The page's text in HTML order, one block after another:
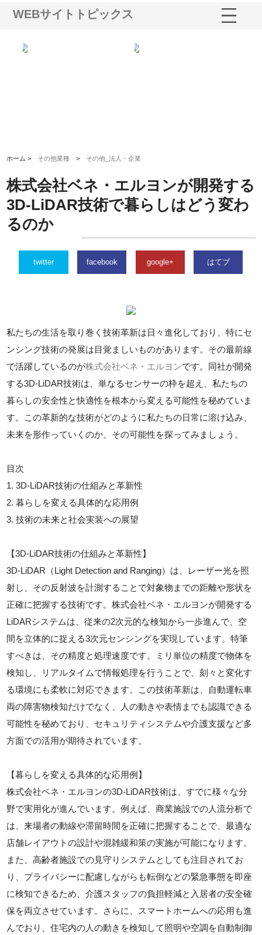
WEBサイトトピックス
ホーム > その他業種 > その他_法人・企業
株式会社ベネ・エルヨンが開発する
3D-LiDAR技術で暮らしはどう変わ
るのか
twitter facebook google+ はてブ
私たちの生活を取り巻く技術革新は日々進化しており、特にセ
ンシング技術の発展は目覚ましいものがあります。その最前線
で活躍しているのが株式会社ベネ・エルヨンです。同社が開発
する3D-LiDAR技術は、単なるセンサーの枠を超え、私たちの
暮らしの安全性と快適性を根本から変える可能性を秘めていま
す。この革新的な技術がどのように私たちの日常に溶け込み、
未来を形作っていくのか、その可能性を探ってみましょう。
目次
1. 3D-LiDAR技術の仕組みと革新性
2. 暮らしを変える具体的な応用例
3. 技術の未来と社会実装への展望
【3D-LiDAR技術の仕組みと革新性】
3D-LiDAR（Light Detection and Ranging）は、レーザー光を照
射し、その反射波を計測することで対象物までの距離や形状を
正確に把握する技術です。株式会社ベネ・エルヨンが開発する
LiDARシステムは、従来の2次元的な検知から一歩進んで、空
間を立体的に捉える3次元センシングを実現しています。特筆
すべきは、その精度と処理速度です。ミリ単位の精度で物体を
検知し、リアルタイムで情報処理を行うことで、刻々と変化す
る環境にも柔軟に対応できます。この技術革新は、自動運転車
両の障害物検知だけでなく、人の動きや表情までも認識できる
可能性を秘めており、セキュリティシステムや介護支援など多
方面での活用が期待されています。
【暮らしを変える具体的な応用例】
株式会社ベネ・エルヨンの3D-LiDAR技術は、すでに様々な分
野で実用化が進んでいます。例えば、商業施設での人流分析で
は、来場者の動線や滞留時間を正確に把握することで、最適な
店舗レイアウトの設計や混雑緩和策の実施が可能になります。
また、高齢者施設での見守りシステムとしても注目されてお
り、プライバシーに配慮しながらも転倒などの緊急事態を即座
に検知できるため、介護スタッフの負担軽減と入居者の安全確
保を両立させています。さらに、スマートホームへの応用も進
んでおり、住宅内の人の動きを検知して照明や空調を自動制御